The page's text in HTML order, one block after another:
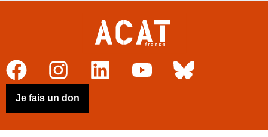
Je fais un don